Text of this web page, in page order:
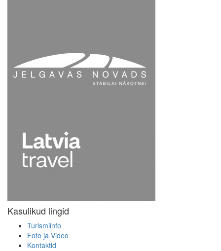
Kasulikud lingid
Turismiinfo
Foto ja Video
Kontaktid